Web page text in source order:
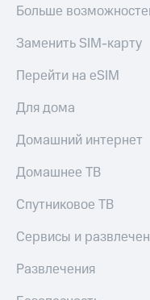
Больше
Заменить SIM-карту
Перейти на eSIM
Для дома
Домашний интернет
Домашнее ТВ
Спутниковое ТВ
Сервисы и
Развлечения